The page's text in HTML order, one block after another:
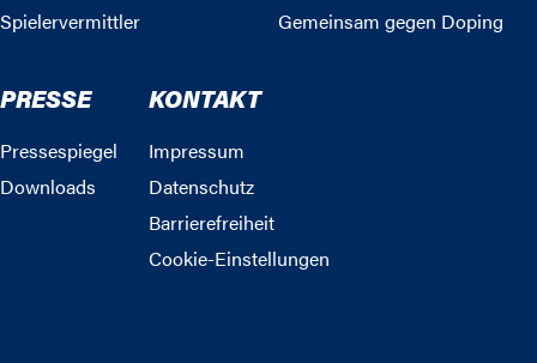
Spielervermittler
Gemeinsam gegen Doping
PRESSE
Pressespiegel
Downloads
KONTAKT
Impressum
Datenschutz
Barrierefreiheit
Cookie-Einstellungen